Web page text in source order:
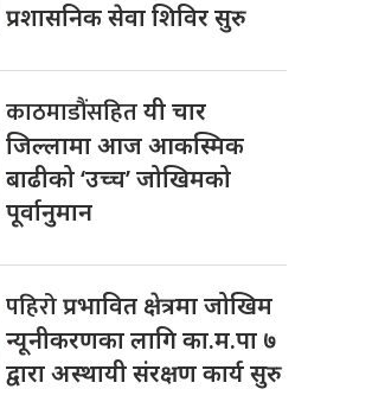
प्रशासनिक सेवा शिविर सुरु
काठमाडौंसहितयी चार
जिल्लामा आज आकस्मिक
बाढीको ‘उच्च’ जोखिमको
पूर्वानुमान
पहिरोप्रभावित क्षेत्रमा जोखिम
न्यूनीकरणका लागि का.म.पा ७
द्वारा अस्थायी संरक्षण कार्य सुरु